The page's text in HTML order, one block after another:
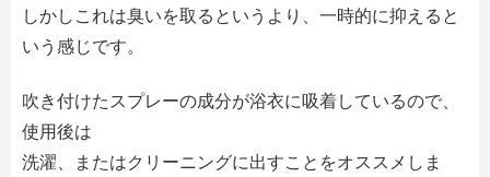
しかしこれは臭いを取るというより、一時的に抑えると
いう感じです。
吹き付けたスプレーの成分が浴衣に吸着しているので、
使用後は
洗濯、またはクリーニングに出すことをオススメしま